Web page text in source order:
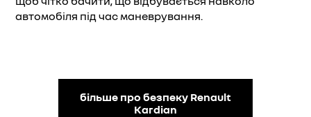
автомобіля під час маневрування.
більше про безпеку Renault
Kardian